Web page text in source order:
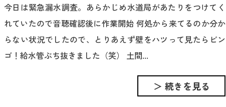
今日は緊急漏水調査。あらかじめ水道局があたりをつけてく
れていたので音聴確認後に作業開始 何処から来てるのか分か
らない状況でしたので、とりあえず壁をハツって見たらビン
ゴ！給水管ぶち抜きました（笑） 土間...
＞ 続きを見る